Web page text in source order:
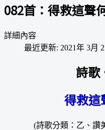
082首：得救這聲
詳細內容
最近更新: 2021年 3月
詩歌
得救這
(詩歌分類：乙、讚